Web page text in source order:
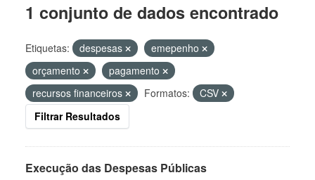
1 conjunto de dados encontrado
Etiquetas: despesas
emepenho
orçamento
pagamento
recursos financeiros
Formatos:
CSV
Filtrar Resultados
Execução das Despesas Públicas